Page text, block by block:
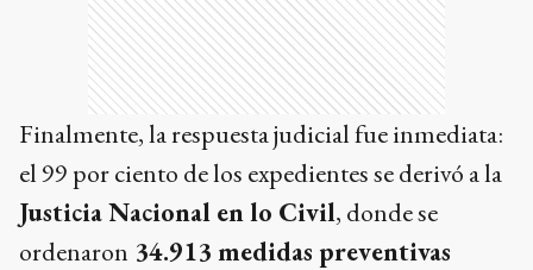
Finalmente, la respuesta judicial fue inmediata:
el 99 por ciento de los expedientes se derivó a la
Justicia Nacional en lo Civil, donde se
ordenaron 34.913 medidas preventivas